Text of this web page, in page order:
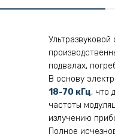
подвалах,
В основу
18-70 кГц, что
частоты
излучению
Полное